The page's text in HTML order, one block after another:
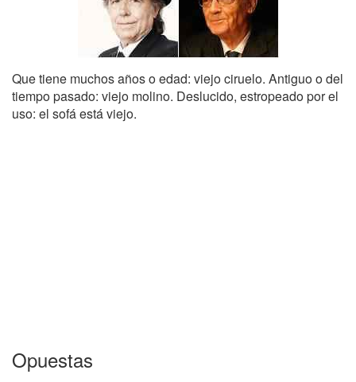
Que tiene muchos años o edad: viejo ciruelo. Antiguo o del
tiempo pasado: viejo molino. Deslucido, estropeado por el
uso: el sofá está viejo.
Opuestas